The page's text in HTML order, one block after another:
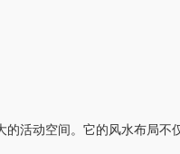
活动空间。它的风水布局